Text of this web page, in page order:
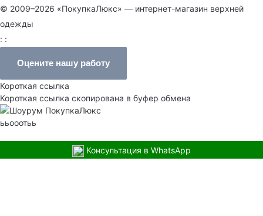
© 2009–2026 «ПокупкаЛюкс» — интернет-магазин верхней
одежды
: :
Оцените нашу работу
Короткая ссылка
Короткая ссылка скопирована в буфер обмена
ььооотьь
Консультация в WhatsApp